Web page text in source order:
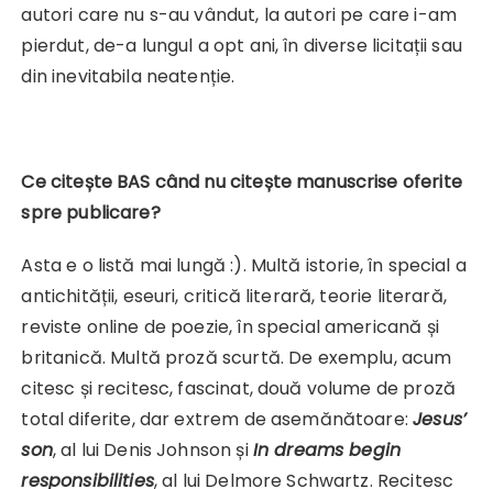
autori care nu s-au vândut, la autori pe care i-am
pierdut, de-a lungul a opt ani, în diverse licitații sau
din inevitabila neatenție.
Ce citește BAS când nu citește manuscrise oferite
spre publicare?
Asta e o listă mai lungă :). Multă istorie, în special a
antichității, eseuri, critică literară, teorie literară,
reviste online de poezie, în special americană și
britanică. Multă proză scurtă. De exemplu, acum
citesc și recitesc, fascinat, două volume de proză
total diferite, dar extrem de asemănătoare:Jesus’
son, al lui Denis Johnson șiIn dreams begin
responsibilities, al lui Delmore Schwartz. Recitesc